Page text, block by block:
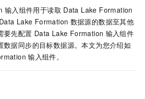
输入组件用于读取 Data Lake Formation
Data Lake Formation 数据源的数据至其他
要先配置 Data Lake Formation 输入组件
数据同步的目标数据源。本文为您介绍如
输入组件。